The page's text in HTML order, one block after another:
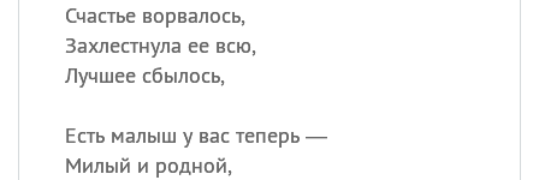
Счастье ворвалось,
Захлестнула ее всю,
Лучшее сбылось,
Есть малыш у вас теперь —
Милый и родной,